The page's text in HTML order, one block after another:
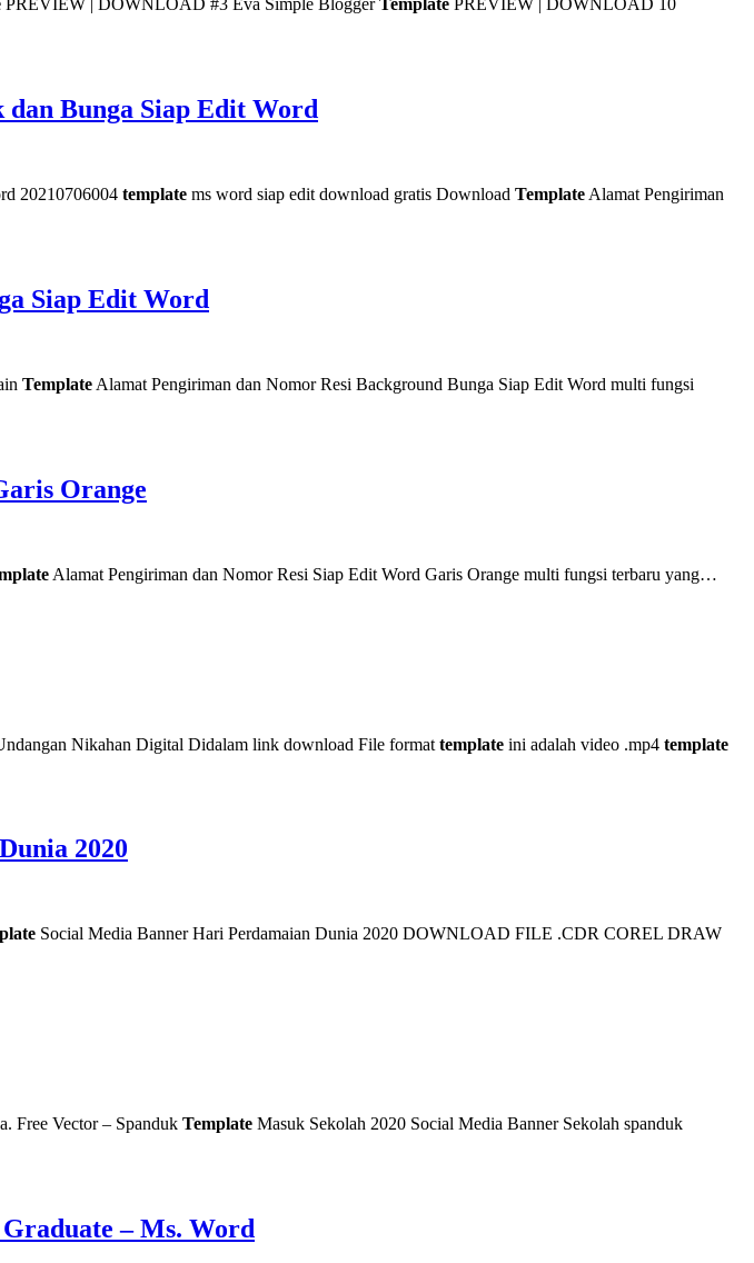
PREVIEW | DOWNLOAD #3 Eva Simple BloggerTemplate PREVIEW | DOWNLOAD 10
Bunga Siap Edit Word
20210706004 template ms word siap edit download gratis Download Template Alamat Pengiriman
Siap Edit Word
Template Alamat Pengiriman dan Nomor Resi Background Bunga Siap Edit Word multi fungsi
Orange
Alamat Pengiriman dan Nomor Resi Siap Edit Word Garis Orange multi fungsi terbaru yang…
Nikahan Digital Didalam link download File format template ini adalah video .mp4 template
2020
Social Media Banner Hari Perdamaian Dunia 2020 DOWNLOAD FILE .CDR COREL DRAW
Free Vector – Spanduk Template Masuk Sekolah 2020 Social Media Banner Sekolah spanduk
– Ms. Word